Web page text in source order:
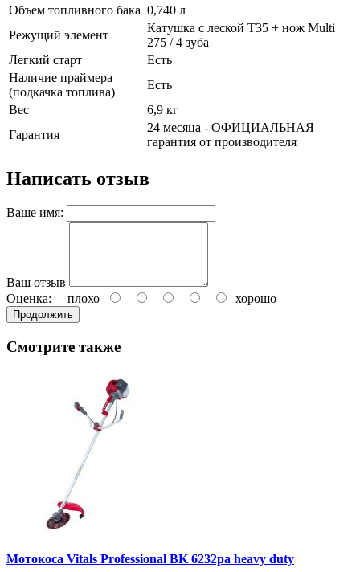
Объем топливного бака 0,740 л
Режущий элемент
Катушка с леской T35 + нож Multi
275 / 4 зуба
Легкий старт
Есть
Наличие праймера
(подкачка топлива)
Есть
Вес
6,9 кг
Гарантия
24 месяца - ОФИЦИАЛЬНАЯ
гарантия от производителя
Написать отзыв
Ваше имя:
Ваш отзыв
Оценка: плохо хорошо
Продолжить
Смотрите также
Мотокоса Vitals Professional BK 6232pa heavy duty